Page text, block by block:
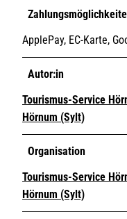
ApplePay, EC-Karte,
Autor:in
Tourismus-Service
Hörnum (Sylt)
Organisation
Tourismus-Service
Hörnum (Sylt)